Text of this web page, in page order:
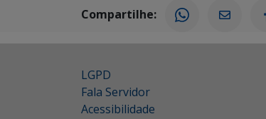
Compartilhe:
LGPD
Fala Servidor
Acessibilidade